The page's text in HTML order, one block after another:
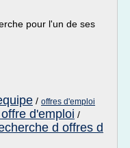
pour l'un de ses
/ offres d'emploi
d'emploi /
d offres d